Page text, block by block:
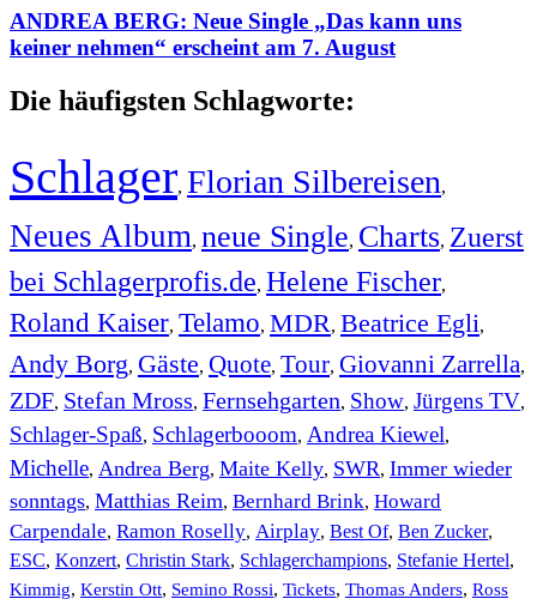
ANDREA BERG: Neue Single „Das kann uns
keiner nehmen“ erscheint am 7. August
Die häufigsten Schlagworte:
Schlager, Florian Silbereisen,
Neues Album, neue Single, Charts, Zuerst
bei Schlagerprofis.de, Helene Fischer,
Roland Kaiser, Telamo, MDR, Beatrice Egli,
Andy Borg, Gäste, Quote, Tour, Giovanni Zarrella,
ZDF, Stefan Mross, Fernsehgarten, Show, Jürgens TV,
Schlager-Spaß, Schlagerbooom, Andrea Kiewel,
Michelle, Andrea Berg, Maite Kelly, SWR, Immer wieder
sonntags, Matthias Reim, Bernhard Brink, Howard
Carpendale, Ramon Roselly, Airplay, Best Of, Ben Zucker,
ESC, Konzert, Christin Stark, Schlagerchampions, Stefanie Hertel,
Kimmig, Kerstin Ott, Semino Rossi, Tickets, Thomas Anders, Ross